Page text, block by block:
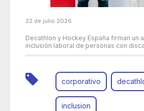
22 de julio 2026
Decathlon y Hockey España firman un
inclusión laboral de personas con
corporativo
inclusion